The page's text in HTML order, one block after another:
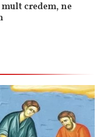
credem, ne